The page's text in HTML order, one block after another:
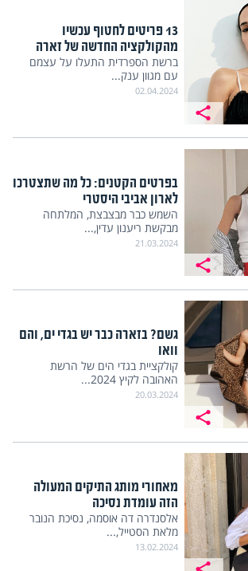
13 פריטים לחטוף עכשיו
מהקולקציה החדשה של זארה
ברשת הספרדית התעלו על עצמם
עם מגוון ענק...
02.04.2024
בפרטים הקטנים: כל מה שתצטרכו
לארון אביבי היסטרי
השמש כבר מבצבצת, המלתחה
מבקשת ריענון עדין,...
21.03.2024
גשם? בזארה כבר יש בגדי ים, והם
וואו
קולקציית בגדי הים של הרשת
האהובה לקיץ 2024...
20.03.2024
מאחורי מותג התיקים המעולה
הזה עומדת נסיכה
אלסנדרה דה אוסמה, נסיכת הנובר
מלאת הסטייל,...
13.02.2024